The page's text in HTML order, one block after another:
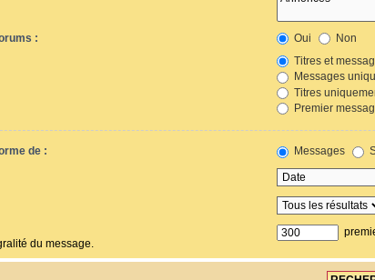
: Oui
Non
Titres et
Messages
Titres
Premier
de : Messages
du message.